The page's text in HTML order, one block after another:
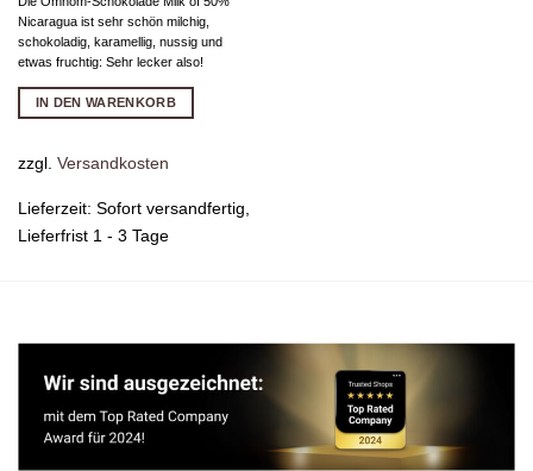
Nicaragua ist sehr schön milchig,
schokoladig, karamellig, nussig und
etwas fruchtig: Sehr lecker also!
IN DEN WARENKORB
zzgl. Versandkosten
Lieferzeit: Sofort versandfertig,
Lieferfrist 1 - 3 Tage